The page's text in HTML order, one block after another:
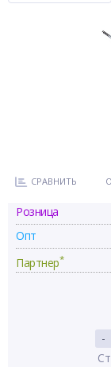
СРАВНИТЬ
Розница
Опт
Партнер*
-